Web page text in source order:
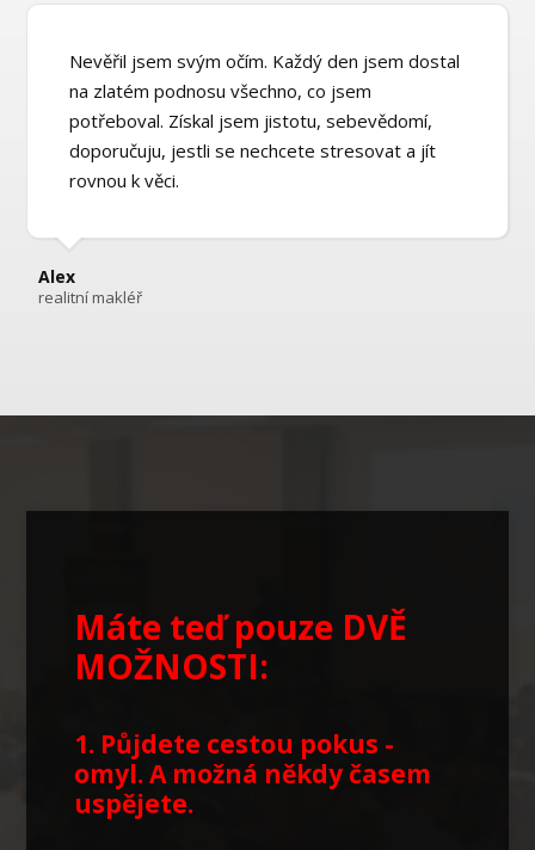
Nevěřil jsem svým očím. Každý den jsem dostal
na zlatém podnosu všechno, co jsem
potřeboval. Získal jsem jistotu, sebevědomí,
doporučuju, jestli se nechcete stresovat a jít
rovnou k věci.
Alex
realitní makléř
Máte teď pouze DVĚ
MOŽNOSTI:
1. Půjdete cestou pokus -
omyl. A možná někdy časem
uspějete.